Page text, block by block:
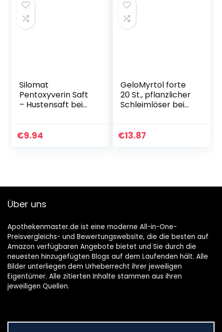
Silomat
Pentoxyverin Saft
– Hustensaft bei
Reizhusten – für
€9.94
GeloMyrtol forte
20 St., pflanzlicher
Schleimlöser bei
mit Husten,
€13.87
Über uns
Apothekenmaster.de ist eine moderne All-in-One-
Preisvergleichs- und Bewertungswebsite, die die besten auf
Amazon verfügbaren Angebote bietet und Sie durch die
neuesten hinzugefügten Blogs auf dem Laufenden hält. Alle
Bilder unterliegen dem Urheberrecht ihrer jeweiligen
Eigentümer. Alle zitierten Inhalte stammen aus ihren
jeweiligen Quellen.